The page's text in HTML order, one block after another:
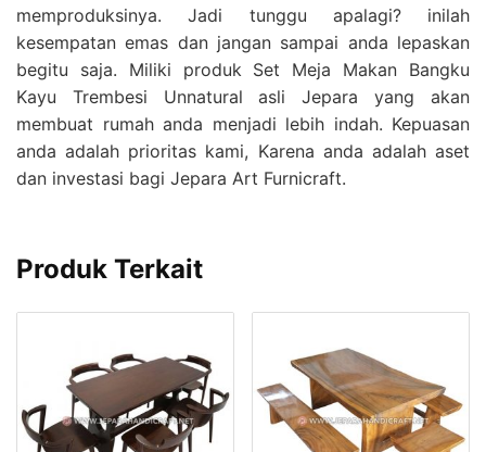
memproduksinya. Jadi tunggu apalagi? inilah
kesempatan emas dan jangan sampai anda lepaskan
begitu saja. Miliki produk Set Meja Makan Bangku
Kayu Trembesi Unnatural asli Jepara yang akan
membuat rumah anda menjadi lebih indah. Kepuasan
anda adalah prioritas kami, Karena anda adalah aset
dan investasi bagi Jepara Art Furnicraft.
Produk Terkait